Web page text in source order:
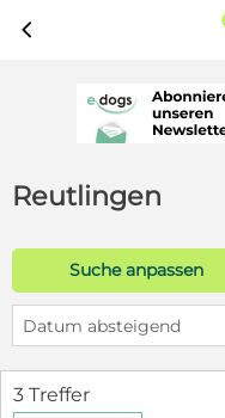
c
Reutlingen
Suche anpassen
Datum absteigend
3 Treffer